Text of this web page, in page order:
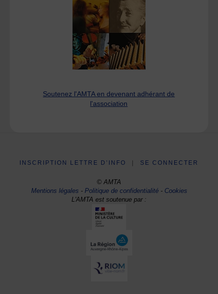
Soutenez l'AMTA en devenant adhérant de
l'association
INSCRIPTION LETTRE D’INFO SE CONNECTER
© AMTA
Mentions légales -Politique de confidentialité- Cookies
L'AMTA est soutenue par :